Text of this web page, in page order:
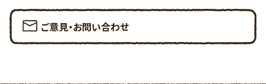
ご意見・お問い合わせ